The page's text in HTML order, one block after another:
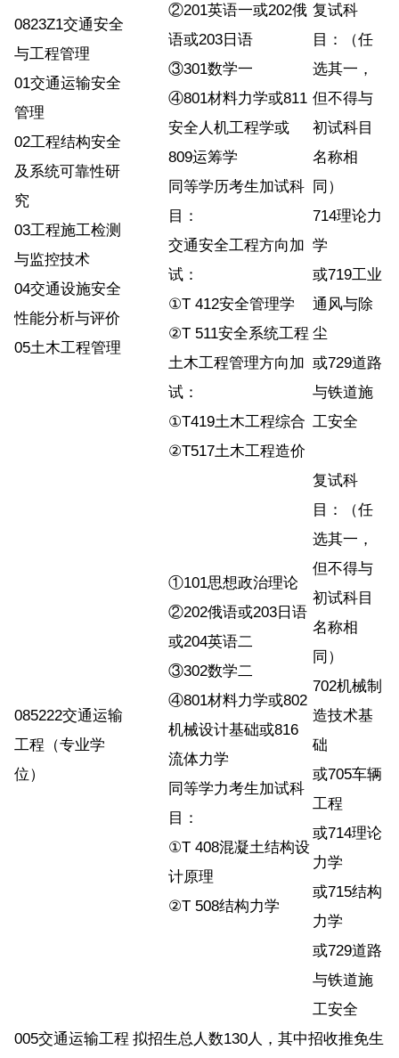
0823Z1交通安全
与工程管理
01交通运输安全
管理
02工程结构安全
及系统可靠性研
究
03工程施工检测
与监控技术
04交通设施安全
性能分析与评价
05土木工程管理
②201英语一或202俄
语或203日语
③301数学一
④801材料力学或811
安全人机工程学或
809运筹学
同等学历考生加试科
目：
交通安全工程方向加
试：
①T 412安全管理学
②T 511安全系统工程
土木工程管理方向加
试：
①T419土木工程综合
②T517土木工程造价
复试科
目：（任
选其一，
但不得与
初试科目
名称相
同）
714理论力
学
或719工业
通风与除
尘
或729道路
与铁道施
工安全
085222交通运输
工程（专业学
位）
①101思想政治理论
②202俄语或203日语
或204英语二
③302数学二
④801材料力学或802
机械设计基础或816
流体力学
同等学力考生加试科
目：
①T 408混凝土结构设
计原理
②T 508结构力学
复试科
目：（任
选其一，
但不得与
初试科目
名称相
同）
702机械制
造技术基
础
或705车辆
工程
或714理论
力学
或715结构
力学
或729道路
与铁道施
工安全
005交通运输工程 拟招生总人数130人，其中招收推免生